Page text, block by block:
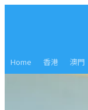
Home 香港 澳門